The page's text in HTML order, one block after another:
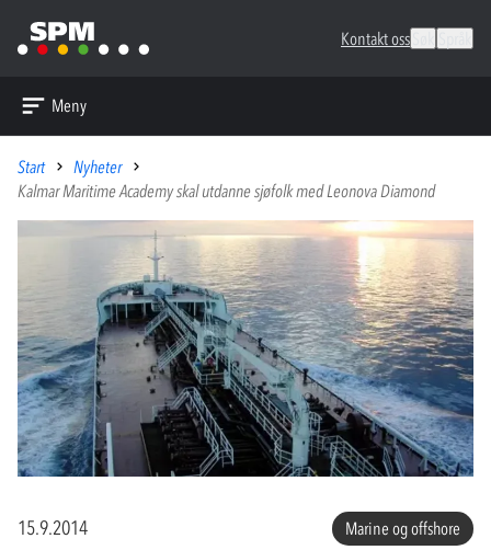
Kontakt oss
Meny
Start
Nyheter
Kalmar Maritime Academy skal utdanne sjøfolk med Leonova Diamond
15.9.2014 Marine og offshore